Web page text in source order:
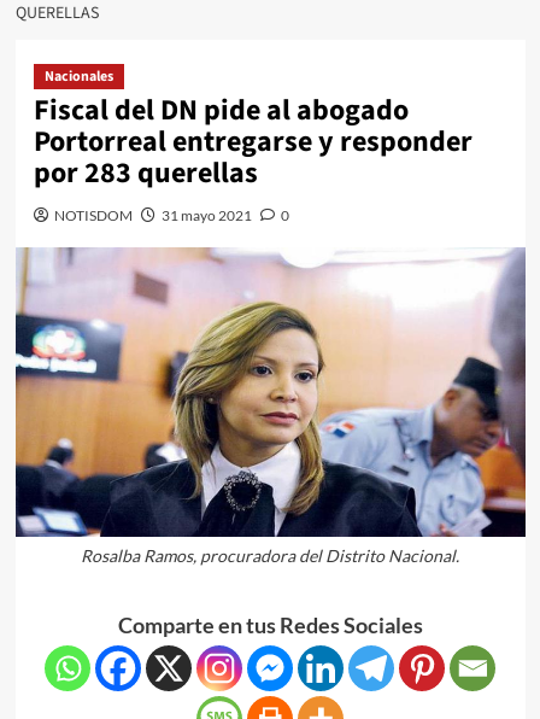
QUERELLAS
Nacionales
Fiscal del DN pide al abogado
Portorreal entregarse y responder
por 283 querellas
NOTISDOM 31 mayo 2021 0
Rosalba Ramos, procuradora del Distrito Nacional.
Comparte en tus Redes Sociales